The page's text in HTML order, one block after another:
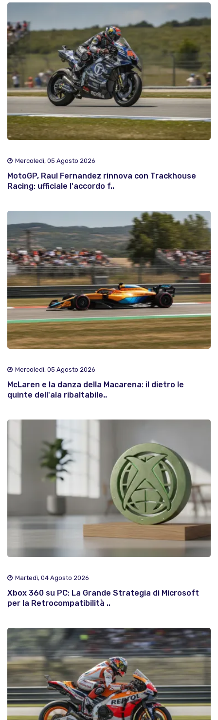
Mercoledì, 05 Agosto 2026
MotoGP, Raul Fernandez rinnova con Trackhouse
Racing: ufficiale l'accordo f..
Mercoledì, 05 Agosto 2026
McLaren e la danza della Macarena: il dietro le
quinte dell'ala ribaltabile..
Martedì, 04 Agosto 2026
Xbox 360 su PC: La Grande Strategia di Microsoft
per la Retrocompatibilità ..